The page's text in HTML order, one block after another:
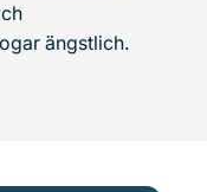
ängstlich.